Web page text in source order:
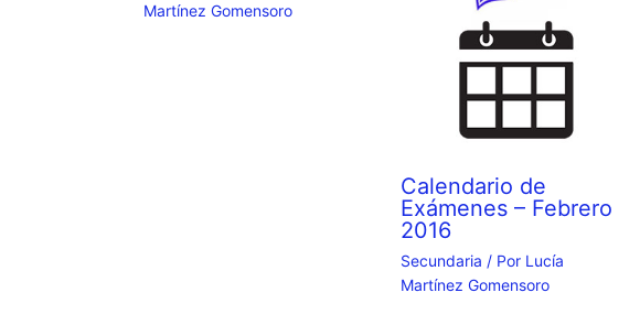
Martínez Gomensoro
Calendario de
Exámenes – Febrero
2016
Secundaria / Por Lucía
Martínez Gomensoro